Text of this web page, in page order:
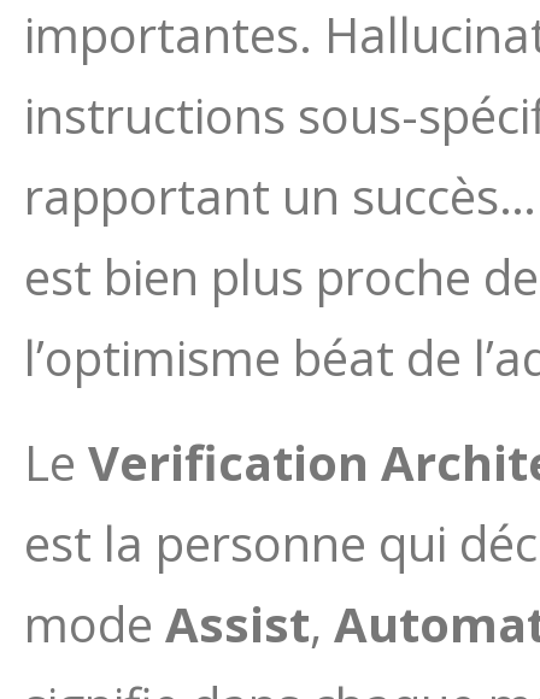
importantes.
instructions sous-
rapportant un succès…
est bien plus proche de
l’optimisme béat de
Le Verification
est la personne qui
mode Assist,